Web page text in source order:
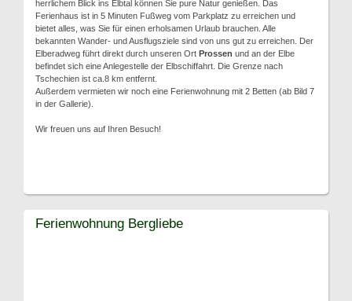
herrlichem Blick ins Elbtal können Sie pure Natur genießen. Das
Ferienhaus ist in 5 Minuten Fußweg vom Parkplatz zu erreichen und
bietet alles, was Sie für einen erholsamen Urlaub brauchen. Alle
bekannten Wander- und Ausflugsziele sind von uns gut zu erreichen. Der
Elberadweg führt direkt durch unseren Ort Prossen und an der Elbe
befindet sich eine Anlegestelle der Elbschiffahrt. Die Grenze nach
Tschechien ist ca.8 km entfernt.
Außerdem vermieten wir noch eine Ferienwohnung mit 2 Betten (ab Bild 7
in der Gallerie).
Wir freuen uns auf Ihren Besuch!
Ferienwohnung Bergliebe